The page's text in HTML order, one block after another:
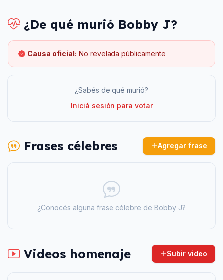
¿De qué murió Bobby J?
Causa oficial: No revelada públicamente
¿Sabés de qué murió?
Iniciá sesión para votar
Frases célebres Agregar frase
¿Conocés alguna frase célebre de Bobby J?
Videos homenaje Subir video